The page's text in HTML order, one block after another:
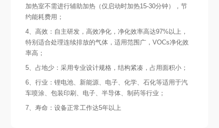
加热室不需进行辅助加热（仅启动时加热15-30分钟），节
约能耗费用；
4、高效：自主研发，高效净化，净化效率高达97%以上，
特别适合处理连续排放的气体，适用范围广，VOCs净化效
率高；
5、占地少：采用专业设计规格，结构紧凑，占用面积小；
6、行业：锂电池、新能源、电子、化学、石化等适用于汽
车喷涂、包装印刷、电子、半导体、制药等行业；
7、寿命：设备正常工作达5年以上